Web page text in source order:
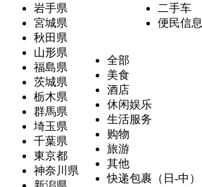
岩手県
宮城県
秋田県
山形県
福島県
茨城県
栃木県
群馬県
埼玉県
千葉県
東京都
神奈川県
二手车
便民信息
全部
美食
酒店
休闲娱乐
生活服务
购物
旅游
其他
快递包裹（日-中）